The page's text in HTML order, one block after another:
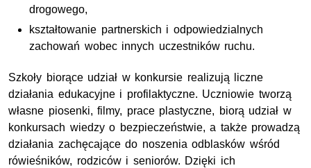
drogowego,
kształtowanie partnerskich i odpowiedzialnych
zachowań wobec innych uczestników ruchu.
Szkoły biorące udział w konkursie realizują liczne
działania edukacyjne i profilaktyczne. Uczniowie tworzą
własne piosenki, filmy, prace plastyczne, biorą udział w
konkursach wiedzy o bezpieczeństwie, a także prowadzą
działania zachęcające do noszenia odblasków wśród
rówieśników, rodziców i seniorów. Dzięki ich